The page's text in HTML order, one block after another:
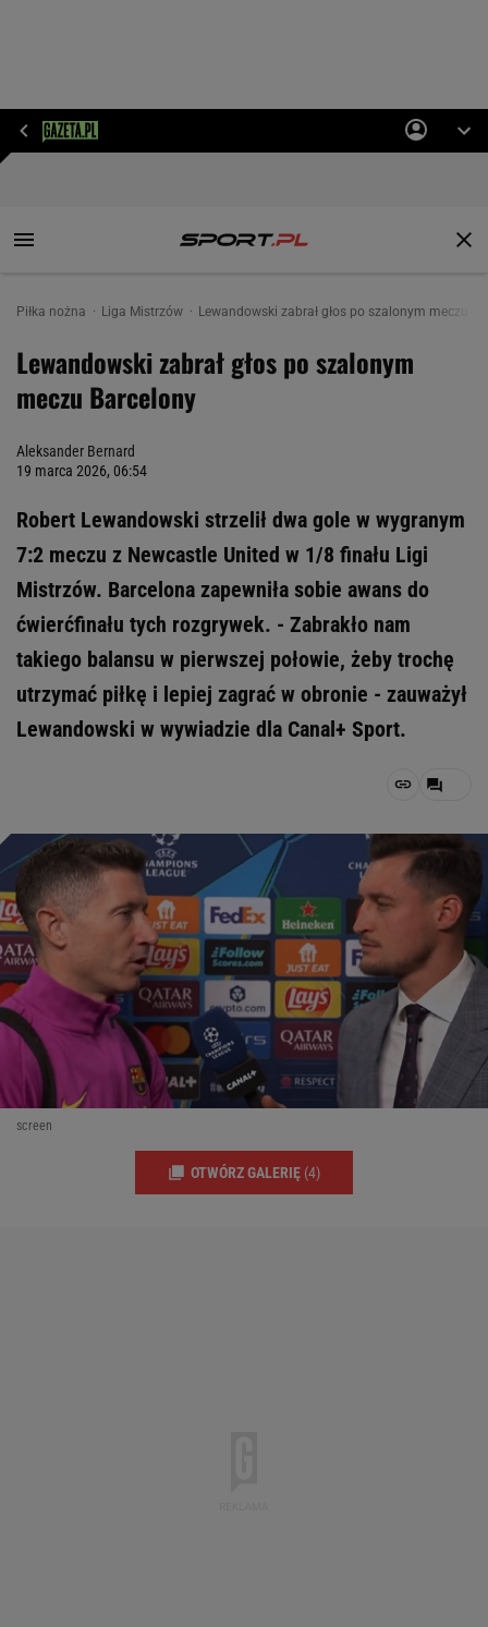
Piłka nożna Liga Mistrzów Lewandowski zabrał głos po szalonym meczu
Lewandowski zabrał głos po szalonym
meczu Barcelony
Aleksander Bernard
19 marca 2026, 06:54
Robert Lewandowski strzelił dwa gole w wygranym
7:2 meczu z Newcastle United w 1/8 finału Ligi
Mistrzów. Barcelona zapewniła sobie awans do
ćwierćfinału tych rozgrywek. - Zabrakło nam
takiego balansu w pierwszej połowie, żeby trochę
utrzymać piłkę i lepiej zagrać w obronie - zauważył
Lewandowski w wywiadzie dla Canal+ Sport.
screen
OTWÓRZ GALERIĘ (4)